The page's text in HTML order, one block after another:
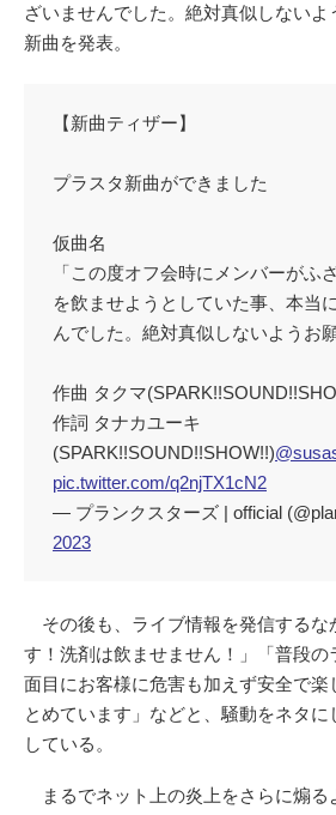
ざいませんでした。絶対真似しないよ
新曲を発表。
【新曲ティザー】
プラスタ新曲ができました
仮曲名
「この度オフ会時にメンバーがふ
を飲ませようとしていた事、本当
んでした。絶対真似しないようお
作曲 タクマ
作詞 タナカユーキ
(SPARK!!SOUND!!SHOW!!)
pic.twitter.com/q2njTX1cN2
— プランクスターズ | official
2023
その後も、ライブ情報を発信するな
す！洗剤は飲ませません！」「普段
面目にお客様に危害も加えず安全で楽
とめています」などと、騒動をネタに
している。
まるでネット上の炎上をさらに煽る